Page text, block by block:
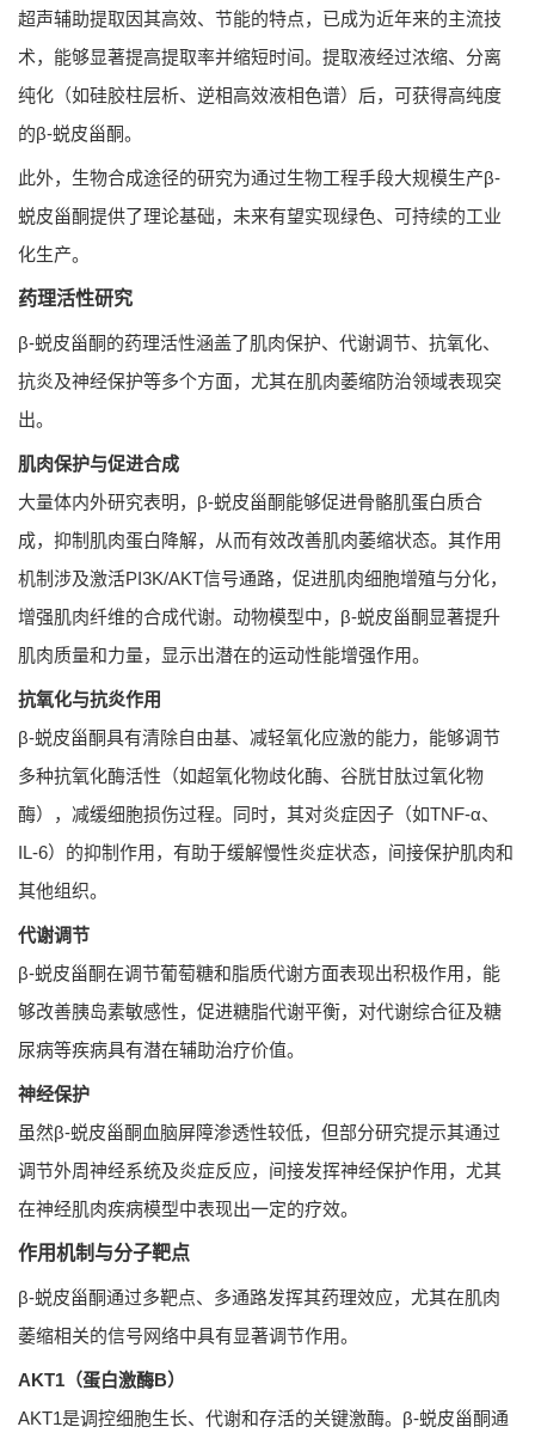
超声辅助提取因其高效、节能的特点，已成为近年来的主流技
术，能够显著提高提取率并缩短时间。提取液经过浓缩、分离
纯化（如硅胶柱层析、逆相高效液相色谱）后，可获得高纯度
的β-蜕皮甾酮。
此外，生物合成途径的研究为通过生物工程手段大规模生产β-
蜕皮甾酮提供了理论基础，未来有望实现绿色、可持续的工业
化生产。
药理活性研究
β-蜕皮甾酮的药理活性涵盖了肌肉保护、代谢调节、抗氧化、
抗炎及神经保护等多个方面，尤其在肌肉萎缩防治领域表现突
出。
肌肉保护与促进合成
大量体内外研究表明，β-蜕皮甾酮能够促进骨骼肌蛋白质合
成，抑制肌肉蛋白降解，从而有效改善肌肉萎缩状态。其作用
机制涉及激活PI3K/AKT信号通路，促进肌肉细胞增殖与分化，
增强肌肉纤维的合成代谢。动物模型中，β-蜕皮甾酮显著提升
肌肉质量和力量，显示出潜在的运动性能增强作用。
抗氧化与抗炎作用
β-蜕皮甾酮具有清除自由基、减轻氧化应激的能力，能够调节
多种抗氧化酶活性（如超氧化物歧化酶、谷胱甘肽过氧化物
酶），减缓细胞损伤过程。同时，其对炎症因子（如TNF-α、
IL-6）的抑制作用，有助于缓解慢性炎症状态，间接保护肌肉和
其他组织。
代谢调节
β-蜕皮甾酮在调节葡萄糖和脂质代谢方面表现出积极作用，能
够改善胰岛素敏感性，促进糖脂代谢平衡，对代谢综合征及糖
尿病等疾病具有潜在辅助治疗价值。
神经保护
虽然β-蜕皮甾酮血脑屏障渗透性较低，但部分研究提示其通过
调节外周神经系统及炎症反应，间接发挥神经保护作用，尤其
在神经肌肉疾病模型中表现出一定的疗效。
作用机制与分子靶点
β-蜕皮甾酮通过多靶点、多通路发挥其药理效应，尤其在肌肉
萎缩相关的信号网络中具有显著调节作用。
AKT1（蛋白激酶B）
AKT1是调控细胞生长、代谢和存活的关键激酶。β-蜕皮甾酮通